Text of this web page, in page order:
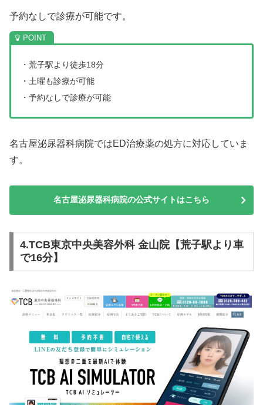
予約なしで診療が可能です。
・荒子駅より徒歩18分
・土曜も診療が可能
・予約なしで診療が可能
名古屋泌尿器科病院ではED治療薬の処方に対応していま
す。
名古屋泌尿器科病院の公式サイトはこちら
4.TCB東京中央美容外科 金山院【荒子駅より車
で16分】